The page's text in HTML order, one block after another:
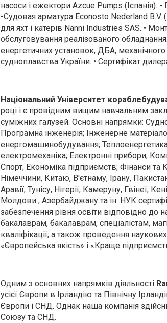
насоси і ежектори Azcue Pumps (Іспанія).
-Судовая арматура Econosto Nederland
для яхт і катерів Nanni Industries SAS. •
обслуговування реалізованого
енергетичних установок, ДБА,
судноплавства України. • Сертифікат
Національний Університет
році і є провідним вищим навчальним
суміжних галузей. Основні напрямки:
Програмна інженерія; Інженерне
енергомашинобудування;
електромеханіка; Електронні прибори;
Спорт; Економіка підприємств; Фінанси
Німеччини, Китаю, В'єтнаму, Ірану,
Аравії, Тунісу, Нігерії, Камеруну, Гвінеї,
Молдови , Азербайджану та ін. НУК
забезпечення рівня освіти відповідно
бакалаврам, бакалаврам, спеціалістам,
кваліфікації; а також проведення
«Європейська якість» і «Краще
Одним з основних напрямків діяльності
усієї Європи в Ірландію та Північну
Європи і СНД. Однак наша компанія
Союзу та СНД.